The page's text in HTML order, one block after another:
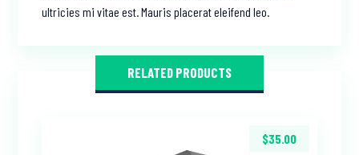
ultricies mi vitae est. Mauris placerat eleifend leo.
RELATED PRODUCTS
$35.00